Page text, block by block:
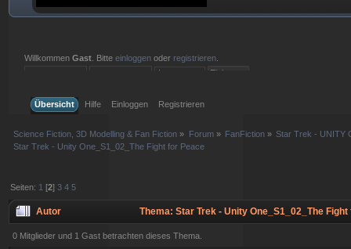
WillkommenGast . Bitteeinloggen oder registrieren
Übersicht
Hilfe Einloggen Registrieren
Science Fiction, 3D Modelling & Fan Fiction » Forum» FanFiction » Star Trek - UNITY
Star Trek - Unity One_S1_02_The Fight for Peace
Seiten: 1 [2]3 4 5
Autor Thema: Star Trek - Unity One_S1_02_The
0 Mitglieder und 1 Gast betrachten dieses Thema.